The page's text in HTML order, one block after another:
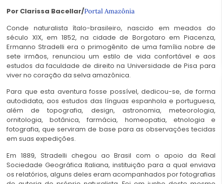
Por Clarissa Bacellar/Portal Amazônia
Conde naturalista ítalo-brasileiro, nascido em meados do
século XIX, em 1852, na cidade de Borgotaro em Piacenza,
Ermanno Stradelli era o primogênito de uma família nobre de
sete irmãos, renunciou um estilo de vida confortável e aos
estudos da faculdade de direito na Universidade de Pisa para
viver no coração da selva amazônica.
Para que esta aventura fosse possível, dedicou-se, de forma
autodidata, aos estudos das línguas espanhola e portuguesa,
além de topografia, design, astronomia, meteorologia,
ornitologia, botânica, farmácia, homeopatia, etnologia e
fotografia, que serviram de base para as observações tecidas
em suas expedições.
Em 1889, Stradelli chegou ao Brasil com o apoio da Real
Sociedade Geográfica Italiana, instituição para a qual enviava
os relatórios, alguns deles eram acompanhados por fotografias